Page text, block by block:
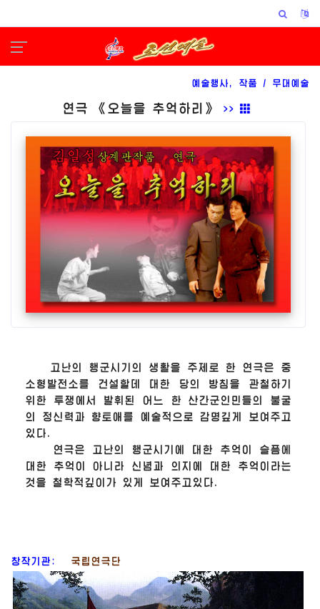
예술행사, 작품 / 무대예술
연극 《오늘을 추억하리》 >>
고난의 행군시기의 생활을 주제로 한 연극은 중
소형발전소를 건설할데 대한 당의 방침을 관철하기
위한 투쟁에서 발휘된 어느 한 산간군인민들의 불굴
의 정신력과 향토애를 예술적으로 감명깊게 보여주고
있다.
연극은 고난의 행군시기에 대한 추억이 슬픔에
대한 추억이 아니라 신념과 의지에 대한 추억이라는
것을 철학적깊이가 있게 보여주고있다.
창작기관: 국립연극단